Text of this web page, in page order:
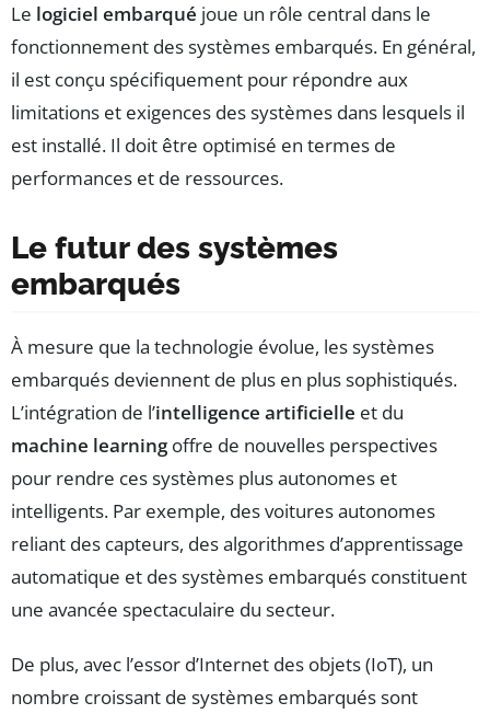
Le logiciel embarqué joue un rôle central dans le
fonctionnement des systèmes embarqués. En général,
il est conçu spécifiquement pour répondre aux
limitations et exigences des systèmes dans lesquels il
est installé. Il doit être optimisé en termes de
performances et de ressources.
Le futur des systèmes
embarqués
À mesure que la technologie évolue, les systèmes
embarqués deviennent de plus en plus sophistiqués.
L’intégration de l’intelligence artificielle et du
machine learningoffre de nouvelles perspectives
pour rendre ces systèmes plus autonomes et
intelligents. Par exemple, des voitures autonomes
reliant des capteurs, des algorithmes d’apprentissage
automatique et des systèmes embarqués constituent
une avancée spectaculaire du secteur.
De plus, avec l’essor d’Internet des objets (IoT), un
nombre croissant de systèmes embarqués sont